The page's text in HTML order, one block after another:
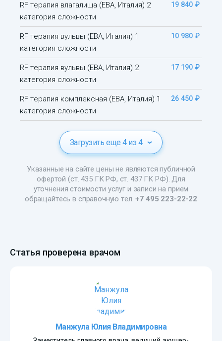
RF терапия влагалища (ЕВА, Италия) 2
категория сложности
19 840 ₽
RF терапия вульвы (ЕВА, Италия) 1
категория сложности
10 980 ₽
RF терапия вульвы (ЕВА, Италия) 2
категория сложности
17 190 ₽
RF терапия комплексная (ЕВА, Италия) 1
категория сложности
26 450 ₽
Загрузить еще 4 из 4
Указанные на сайте цены не являются публичной
офертой (ст. 435 ГК РФ, ст. 437 ГК РФ). Для
уточнения стоимости услуг и записи на прием
обращайтесь в справочную тел.+7 495 223-22-22
Статья проверена врачом
Манжула Юлия Владимировна